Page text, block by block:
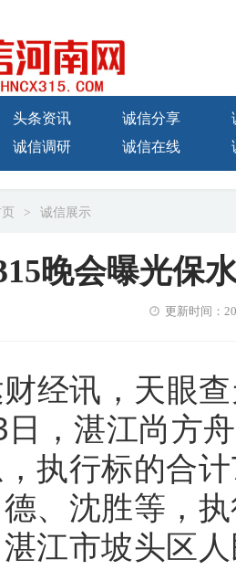
头条资讯 诚信分享
诚信调研 诚信在线
> 诚信展示
晚会曝光保
更新时间：
经讯，天眼
日，湛江尚方
执行标的合
、沈胜等，
江市坡头区